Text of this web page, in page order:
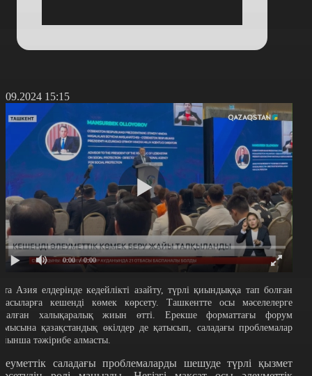
15:15
0:00 / 0:00
Азия елдерінде кедейлікті азайту, түрлі қиындыққа тап болған
кешенді көмек көрсету. Ташкентте осы мәселелерге
халықаралық жиын өтті. Ерекше форматтағы форум
қазақстандық өкілдер де қатысып, саладағы проблемалар
тәжірибе алмасты.
саладағы проблемаларды шешуде түрлі қызмет